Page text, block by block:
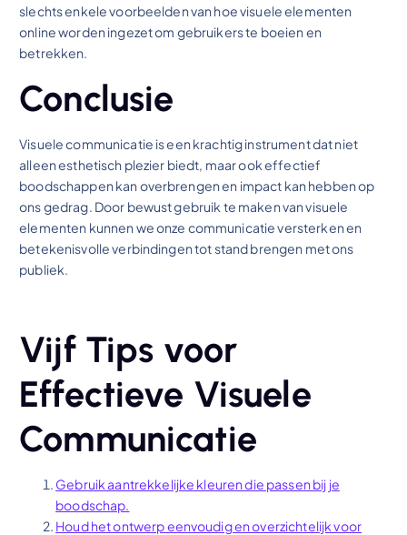
slechts enkele voorbeelden van hoe visuele elementen
online worden ingezet om gebruikers te boeien en
betrekken.
Conclusie
Visuele communicatie is een krachtig instrument dat niet
alleen esthetisch plezier biedt, maar ook effectief
boodschappen kan overbrengen en impact kan hebben op
ons gedrag. Door bewust gebruik te maken van visuele
elementen kunnen we onze communicatie versterken en
betekenisvolle verbindingen tot stand brengen met ons
publiek.
Vijf Tips voor
Effectieve Visuele
Communicatie
Gebruik aantrekkelijke kleuren die passen bij je
boodschap.
Houd het ontwerp eenvoudig en overzichtelijk voor